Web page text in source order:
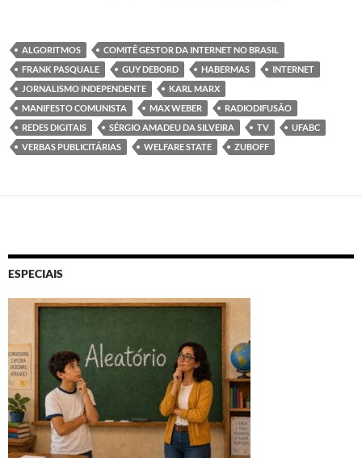
ALGORITMOS
COMITÊ GESTOR DA INTERNET NO BRASIL
FRANK PASQUALE
GUY DEBORD HABERMAS
INTERNET
JORNALISMO INDEPENDENTE
KARL MARX
MANIFESTO COMUNISTA
MAX WEBER
RADIODIFUSÃO
REDES DIGITAIS
SÉRGIO AMADEU DA SILVEIRA TV
UFABC
VERBAS PUBLICITÁRIAS
WELFARE STATE ZUBOFF
ESPECIAIS